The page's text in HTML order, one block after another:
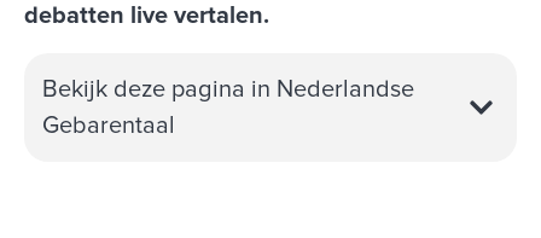
debatten live vertalen.
Bekijk deze pagina in Nederlandse
Gebarentaal